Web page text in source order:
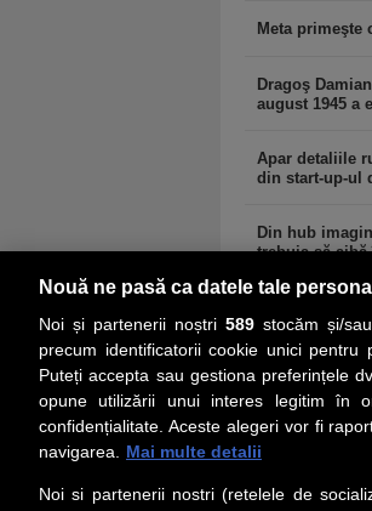
Meta
Dragoş
august 1945 a
Apar detaliile
din start-up-ul
Din hub
trebuia să
PRIMA PAGINĂ
Social
Nouă ne pasă ca datele tale
Noi și partenerii noștri 589stocăm și/sau
precum identificatorii cookie unici pentru
Puteți accepta sau gestiona preferințele
opune utilizării unui interes legitim în
confidențialitate. Aceste alegeri vor fi
navigarea.
Mai multe detalii
Noi si partenerii nostri (retelele de